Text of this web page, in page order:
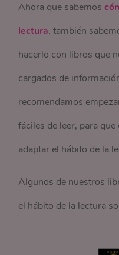
Ahora que sabemos
lectura, también
hacerlo con libros que
cargados de
recomendamos
fáciles de leer, para
adaptar el hábito de la
Algunos de nuestros
el hábito de la lectura